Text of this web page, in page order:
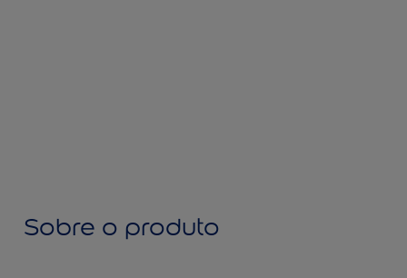
Sobre o produto